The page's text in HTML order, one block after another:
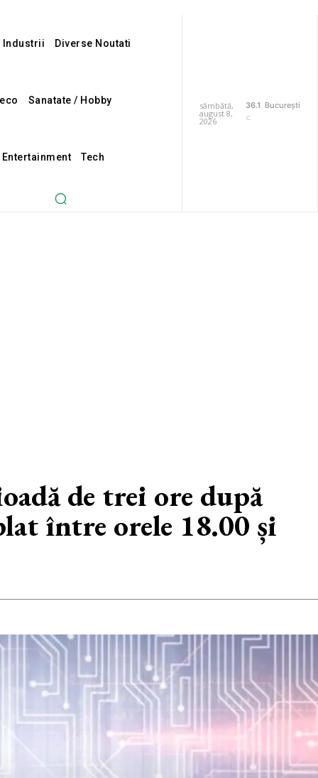
Industrii Diverse Noutati
Sanatate / Hobby
Tech
sâmbătă,
august 8,
2026
36.1
C
București
de trei ore după
între orele 18.00 și